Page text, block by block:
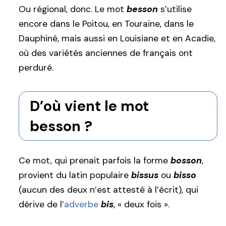
Ou régional, donc. Le mot besson s’utilise
encore dans le Poitou, en Touraine, dans le
Dauphiné, mais aussi en Louisiane et en Acadie,
où des variétés anciennes de français ont
perduré.
D’où vient le mot
besson ?
Ce mot, qui prenait parfois la forme bosson,
provient du latin populaire bissus ou bisso
(aucun des deux n’est attesté à l’écrit), qui
dérive de l’adverbe bis, « deux fois ».